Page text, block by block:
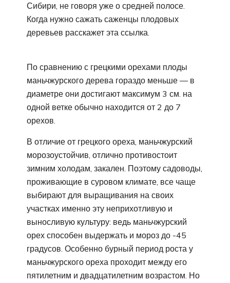
Сибири, не говоря уже о средней полосе.
Когда нужно сажать саженцы плодовых
деревьев расскажет эта ссылка.
По сравнению с грецкими орехами плоды
маньчжурского дерева гораздо меньше — в
диаметре они достигают максимум 3 см. на
одной ветке обычно находится от 2 до 7
орехов.
В отличие от грецкого ореха, маньчжурский
морозоустойчив, отлично противостоит
зимним холодам, закален. Поэтому садоводы,
проживающие в суровом климате, все чаще
выбирают для выращивания на своих
участках именно эту неприхотливую и
выносливую культуру: ведь маньчжурский
орех способен выдержать и мороз до -45
градусов. Особенно бурный период роста у
маньчжурского ореха проходит между его
пятилетним и двадцатилетним возрастом. Но